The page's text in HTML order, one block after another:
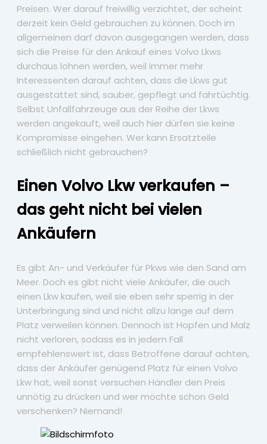
Preisen. Wer darauf freiwillig verzichtet, der scheint
derzeit kein Geld gebrauchen zu können. Doch im
allgemeinen darf davon ausgegangen werden, dass
sich die Preise für den Ankauf eines Volvo Lkws
durchaus lohnen werden, weil immer mehr
Interessenten darauf achten, dass die Lkws gut
ausgestattet sind, sauber, gepflegt und fahrtüchtig.
Selbst Unfallfahrzeuge aus der Reihe der Lkws
werden angekauft, weil auch hier dürfen sie keine
Kompromisse eingehen. Wer kann Ersatzteile
schließlich nicht gebrauchen?
Einen Volvo Lkw verkaufen –
das geht nicht bei vielen
Ankäufern
Es gibt An- und Verkäufer für Pkws wie den Sand am
Meer. Doch es gibt nicht viele Ankäufer, die auch
einen Lkw kaufen, weil sie eben sehr sperrig in der
Unterbringung sind und nicht allzu lange auf dem
Platz verweilen können. Dennoch ist Hopfen und Malz
nicht verloren, sodass es in jedem Fall
empfehlenswert ist, dass Betroffene darauf achten,
dass der Ankäufer genügend Platz für einen Volvo
Lkw hat, weil sonst versuchen Händler den Preis
unnötig zu drücken und wer möchte schon Geld
verschenken? Niemand!